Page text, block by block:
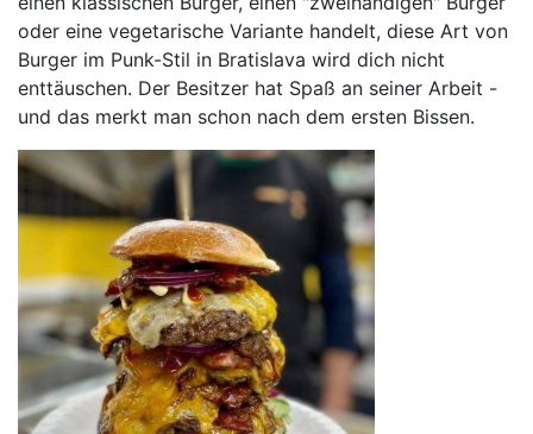
oder eine vegetarische Variante handelt, diese Art von
Burger im Punk-Stil in Bratislava wird dich nicht
enttäuschen. Der Besitzer hat Spaß an seiner Arbeit -
und das merkt man schon nach dem ersten Bissen.